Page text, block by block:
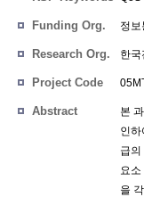
Funding Org. 정보
Research Org. 한
Project Code
Abstract
본
인
급
요
을